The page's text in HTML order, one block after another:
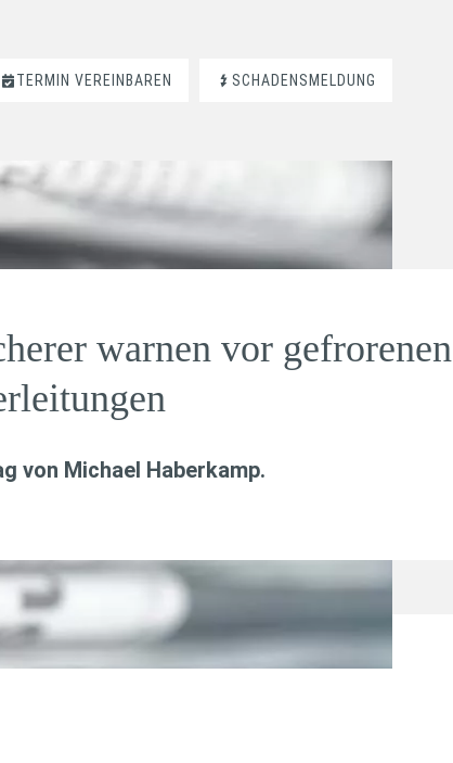
TERMIN VEREINBAREN SCHADENSMELDUNG
warnen vor gefrorenen
von Michael Haberkamp.